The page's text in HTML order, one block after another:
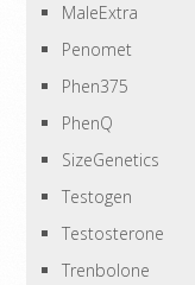
MaleExtra
Penomet
Phen375
PhenQ
SizeGenetics
Testogen
Testosterone
Trenbolone